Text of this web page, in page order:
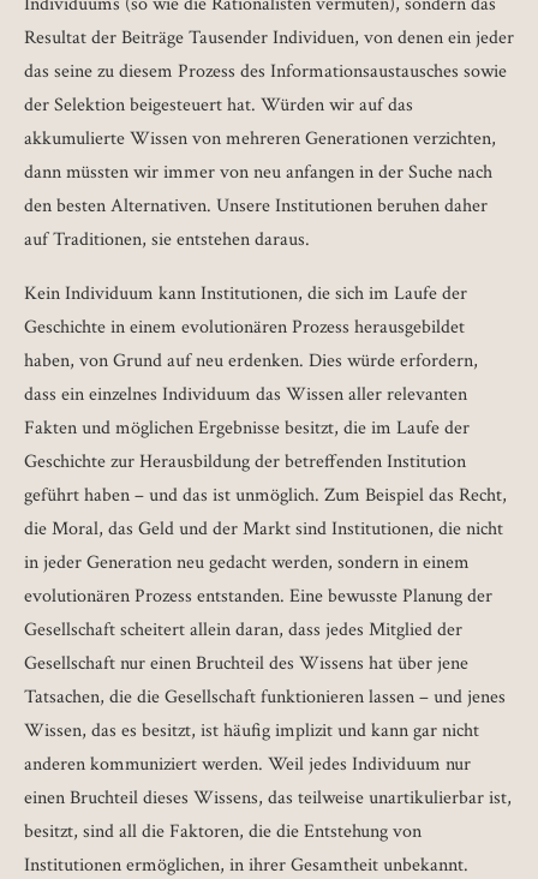
Resultat der Beiträge Tausender Individuen, von denen ein jeder
das seine zu diesem Prozess des Informationsaustausches sowie
der Selektion beigesteuert hat. Würden wir auf das
akkumulierte Wissen von mehreren Generationen verzichten,
dann müssten wir immer von neu anfangen in der Suche nach
den besten Alternativen. Unsere Institutionen beruhen daher
auf Traditionen, sie entstehen daraus.
Kein Individuum kann Institutionen, die sich im Laufe der
Geschichte in einem evolutionären Prozess herausgebildet
haben, von Grund auf neu erdenken. Dies würde erfordern,
dass ein einzelnes Individuum das Wissen aller relevanten
Fakten und möglichen Ergebnisse besitzt, die im Laufe der
Geschichte zur Herausbildung der betreffenden Institution
geführt haben – und das ist unmöglich. Zum Beispiel das Recht,
die Moral, das Geld und der Markt sind Institutionen, die nicht
in jeder Generation neu gedacht werden, sondern in einem
evolutionären Prozess entstanden. Eine bewusste Planung der
Gesellschaft scheitert allein daran, dass jedes Mitglied der
Gesellschaft nur einen Bruchteil des Wissens hat über jene
Tatsachen, die die Gesellschaft funktionieren lassen – und jenes
Wissen, das es besitzt, ist häufig implizit und kann gar nicht
anderen kommuniziert werden. Weil jedes Individuum nur
einen Bruchteil dieses Wissens, das teilweise unartikulierbar ist,
besitzt, sind all die Faktoren, die die Entstehung von
Institutionen ermöglichen, in ihrer Gesamtheit unbekannt.